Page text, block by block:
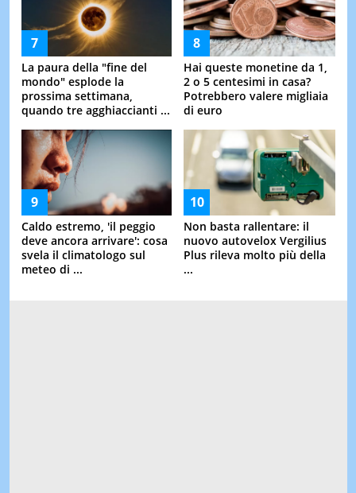
La paura della "fine del
mondo" esplode la
prossima settimana,
quando tre agghiaccianti ...
Hai queste monetine da 1,
2 o 5 centesimi in casa?
Potrebbero valere migliaia
di euro
Caldo estremo, 'il peggio
deve ancora arrivare': cosa
svela il climatologo sul
meteo di ...
Non basta rallentare: il
nuovo autovelox Vergilius
Plus rileva molto più della
...